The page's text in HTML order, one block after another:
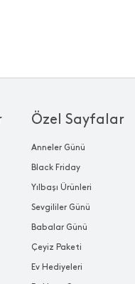
Özel Sayfalar
Anneler Günü
Black Friday
Yılbaşı Ürünleri
Sevgililer Günü
Babalar Günü
Çeyiz Paketi
Ev Hediyeleri